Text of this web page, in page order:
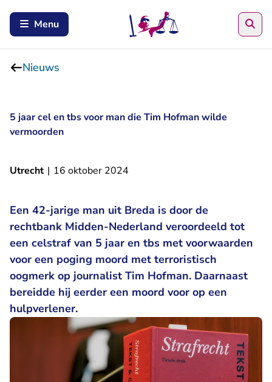
Menu
Nieuws
5 jaar cel en tbs voor man die Tim Hofman wilde
vermoorden
Utrecht | 16 oktober 2024
Een 42-jarige man uit Breda is door de
rechtbank Midden-Nederland veroordeeld tot
een celstraf van 5 jaar en tbs met voorwaarden
voor een poging moord met terroristisch
oogmerk op journalist Tim Hofman. Daarnaast
bereidde hij eerder een moord voor op een
hulpverlener.